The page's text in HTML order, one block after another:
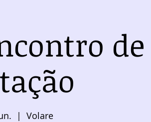
de
  |
Volare